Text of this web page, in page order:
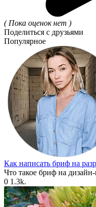
( Пока оценок нет )
Поделиться с друзьями
Популярное
Как написать бриф на
Что такое бриф на
0 1.3k.